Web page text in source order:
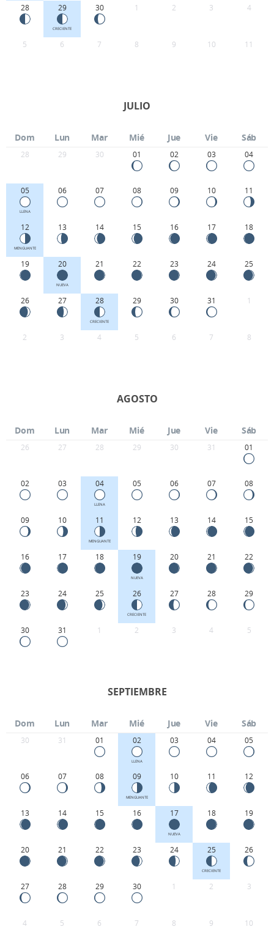
28 29
CRECIENTE
30 1 2 3 4
5 6 7 8 9 10 11
JULIO
Dom Lun Mar Mié Jue Vie Sáb
28 29 30 01 02 03 04
05
LLENA
06 07 08 09 10 11
12
MENGUANTE
13 14 15 16 17 18
19 20
NUEVA
21 22 23 24 25
26 27 28
CRECIENTE
29 30 31 1
2 3 4 5 6 7 8
AGOSTO
Dom Lun Mar Mié Jue Vie Sáb
26 27 28 29 30 31 01
02 03 04
LLENA
05 06 07 08
09 10 11
MENGUANTE
12 13 14 15
16 17 18 19
NUEVA
20 21 22
23 24 25 26
CRECIENTE
27 28 29
30 31 1 2 3 4 5
SEPTIEMBRE
Dom Lun Mar Mié Jue Vie Sáb
30 31 01 02
LLENA
03 04 05
06 07 08 09
MENGUANTE
10 11 12
13 14 15 16 17
NUEVA
18 19
20 21 22 23 24 25
CRECIENTE
26
27 28 29 30 1 2 3
4 5 6 7 8 9 10